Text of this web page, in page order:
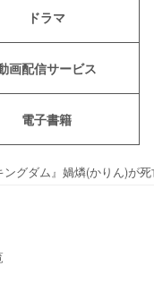
ドラマ
画配信サービス
電子書籍
ングダム』媧燐(かりん)が